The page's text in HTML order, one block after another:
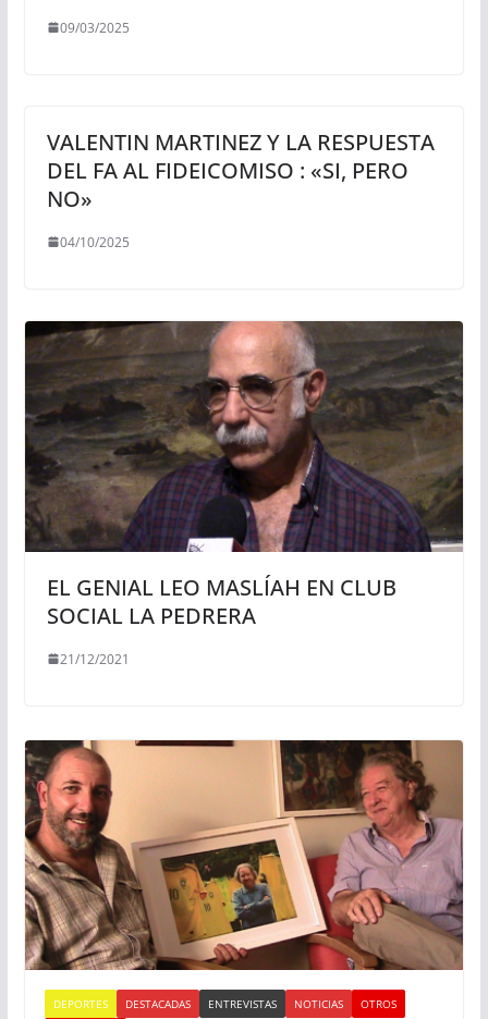
09/03/2025
VALENTIN MARTINEZ Y LA RESPUESTA
DEL FA AL FIDEICOMISO : «SI, PERO
NO»
04/10/2025
EL GENIAL LEO MASLÍAH EN CLUB
SOCIAL LA PEDRERA
21/12/2021
DEPORTES DESTACADAS ENTREVISTAS NOTICIAS
OTROS